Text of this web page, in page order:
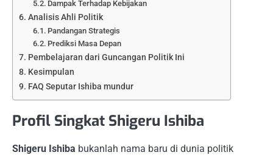
Dampak Terhadap Kebijakan
Analisis Ahli Politik
Pandangan Strategis
Prediksi Masa Depan
Pembelajaran dari Guncangan Politik Ini
Kesimpulan
FAQ Seputar Ishiba mundur
Profil Singkat Shigeru Ishiba
Shigeru Ishiba bukanlah nama baru di dunia politik